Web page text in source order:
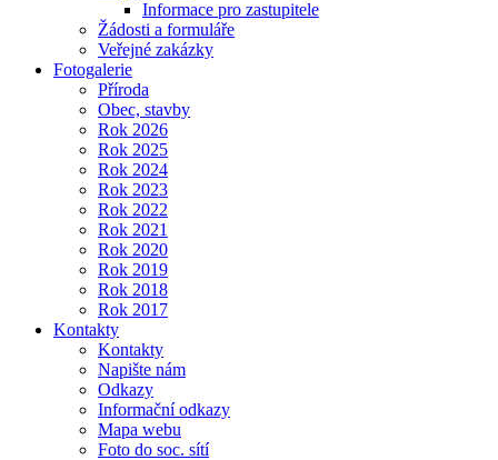
Informace pro zastupitele
Žádosti a formuláře
Veřejné zakázky
Fotogalerie
Příroda
Obec, stavby
Rok 2026
Rok 2025
Rok 2024
Rok 2023
Rok 2022
Rok 2021
Rok 2020
Rok 2019
Rok 2018
Rok 2017
Kontakty
Kontakty
Napište nám
Odkazy
Informační odkazy
Mapa webu
Foto do soc. sítí